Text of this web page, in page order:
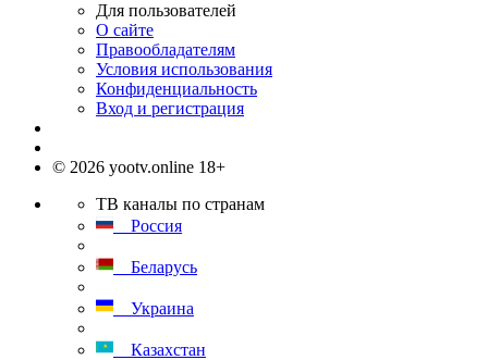
Для пользователей
О сайте
Правообладателям
Условия использования
Конфиденциальность
Вход и регистрация
© 2026 yootv.online 18+
ТВ каналы по странам
Россия
Беларусь
Украина
Казахстан